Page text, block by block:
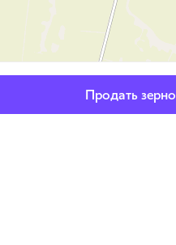
Продать зерно